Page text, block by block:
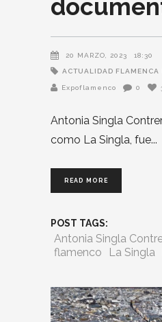
20 MARZO, 2023 18:30
ACTUALIDAD FLAMENCA
Expoflamenco 0
Antonia Singla
como La Singla, fue
READ MORE
POST TAGS:
Antonia Singla
flamenco
La Singla